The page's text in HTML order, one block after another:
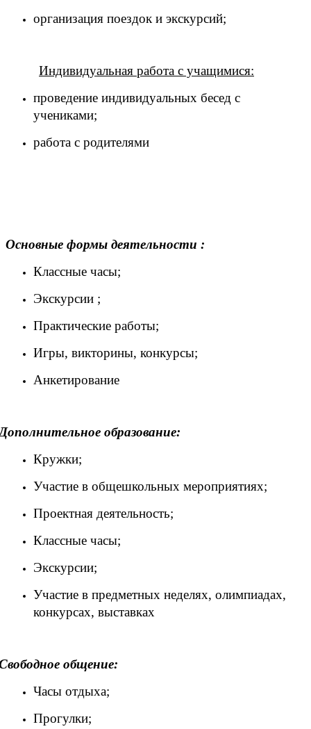
организация поездок и экскурсий;
Индивидуальная работа с учащимися:
проведение индивидуальных бесед с
учениками;
работа с родителями
Основные формы деятельности :
Классные часы;
Экскурсии ;
Практические работы;
Игры, викторины, конкурсы;
Анкетирование
образование:
Кружки;
Участие в общешкольных мероприятиях;
Проектная деятельность;
Классные часы;
Экскурсии;
Участие в предметных неделях, олимпиадах,
конкурсах, выставках
общение:
Часы отдыха;
Прогулки;